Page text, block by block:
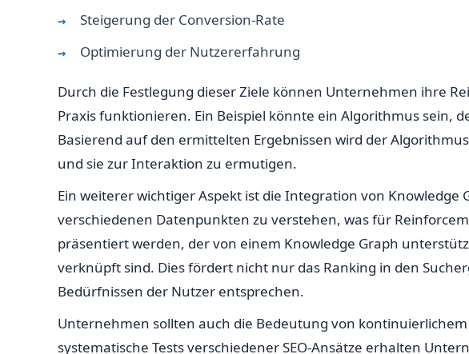
Steigerung der Conversion-Rate
Optimierung der Nutzererfahrung
Durch die Festlegung dieser Ziele können Unternehmen ihre
Praxis funktionieren. Ein Beispiel könnte ein Algorithmus sein,
Basierend auf den ermittelten Ergebnissen wird der
und sie zur Interaktion zu ermutigen.
Ein weiterer wichtiger Aspekt ist die Integration von
verschiedenen Datenpunkten zu verstehen, was für
präsentiert werden, der von einem Knowledge Graph
verknüpft sind. Dies fördert nicht nur das Ranking in den
Bedürfnissen der Nutzer entsprechen.
Unternehmen sollten auch die Bedeutung von
systematische Tests verschiedener SEO-Ansätze erhalten